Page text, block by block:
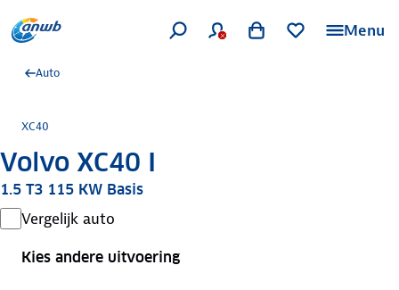
Menu
Auto
XC40
Volvo XC40 I
1.5 T3 115 KW Basis
Vergelijk auto
Kies andere uitvoering